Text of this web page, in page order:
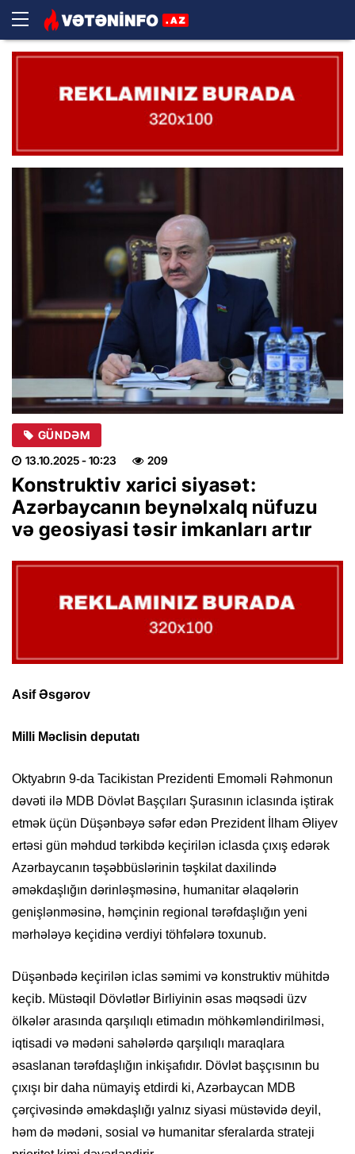
GÜNDƏM
13.10.2025- 10:23 209
Konstruktiv xarici siyasət:
Azərbaycanın beynəlxalq nüfuzu
və geosiyasi təsir imkanları artır
Asif Əsgərov
Milli Məclisin deputatı
Oktyabrın 9-da Tacikistan Prezidenti Emoməli Rəhmonun
dəvəti ilə MDB Dövlət Başçıları Şurasının iclasında iştirak
etmək üçün Düşənbəyə səfər edən Prezident İlham Əliyev
ertəsi gün məhdud tərkibdə keçirilən iclasda çıxış edərək
Azərbaycanın təşəbbüslərinin təşkilat daxilində
əməkdaşlığın dərinləşməsinə, humanitar əlaqələrin
genişlənməsinə, həmçinin regional tərəfdaşlığın yeni
mərhələyə keçidinə verdiyi töhfələrə toxunub.
Düşənbədə keçirilən iclas səmimi və konstruktiv mühitdə
keçib. Müstəqil Dövlətlər Birliyinin əsas məqsədi üzv
ölkələr arasında qarşılıqlı etimadın möhkəmləndirilməsi,
iqtisadi və mədəni sahələrdə qarşılıqlı maraqlara
əsaslanan tərəfdaşlığın inkişafıdır. Dövlət başçısının bu
çıxışı bir daha nümayiş etdirdi ki, Azərbaycan MDB
çərçivəsində əməkdaşlığı yalnız siyasi müstəvidə deyil,
həm də mədəni, sosial və humanitar sferalarda strateji